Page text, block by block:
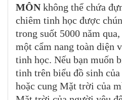
MÔNkhông thể chứa
chiêm tinh học được
trong suốt 5000 năm
một cẩm nang toàn diện
tinh học. Nếu bạn muốn
tinh trên biểu đồ sinh
hoặc cung Mặt trời của